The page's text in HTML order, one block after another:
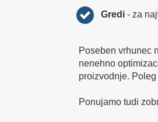
Gredi- za
Poseben vrhunec
nenehno
proizvodnje.
Ponujamo tudi